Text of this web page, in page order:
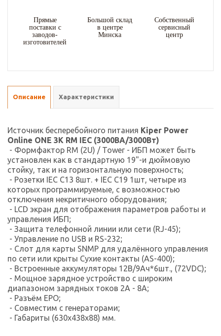
Прямые
поставки с
заводов-
изготовителей
Большой склад
в центре
Минска
Собственный
сервисный
центр
Описание Характеристики
Источник бесперебойного питания Kiper Power
Online ONE 3K RM IEC (3000ВА/3000Вт)
- Формфактор RM (2U) / Tower - ИБП может быть
установлен как в стандартную 19"-и дюймовую
стойку, так и на горизонтальную поверхность;
- Розетки IEC C13 8шт. + IEC C19 1шт, четыре из
которых программируемые, с возможностью
отключения некритичного оборудования;
- LCD экран для отображения параметров работы и
управления ИБП;
- Защита телефонной линии или сети (RJ-45);
- Управление по USB и RS-232;
- Слот для карты SNMP для удалённого управления
по сети или крыты Сухие контакты (AS-400);
- Встроенные аккумуляторы 12В/9Ач*6шт., (72VDC);
- Мощное зарядное устройство с широким
диапазоном зарядных токов 2A - 8A;
- Разъём EPO;
- Совместим с генераторами;
- Габариты (630x438x88) мм.